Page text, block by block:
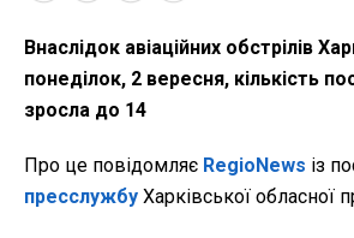
Внаслідок авіаційних обстрілів
понеділок, 2 вересня, кількість
зросла до 14
Про це повідомляє RegioNews із
пресслужбу Харківської обласної